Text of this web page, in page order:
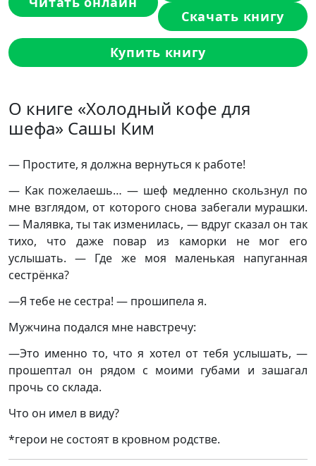
Скачать книгу
Купить книгу
О книге «Холодный кофе для
шефа» Сашы Ким
— Простите, я должна вернуться к работе!
— Как пожелаешь… — шеф медленно скользнул по
мне взглядом, от которого снова забегали мурашки.
— Малявка, ты так изменилась, — вдруг сказал он так
тихо, что даже повар из каморки не мог его
услышать. — Где же моя маленькая напуганная
сестрёнка?
—Я тебе не сестра! — прошипела я.
Мужчина подался мне навстречу:
—Это именно то, что я хотел от тебя услышать, —
прошептал он рядом с моими губами и зашагал
прочь со склада.
Что он имел в виду?
*герои не состоят в кровном родстве.